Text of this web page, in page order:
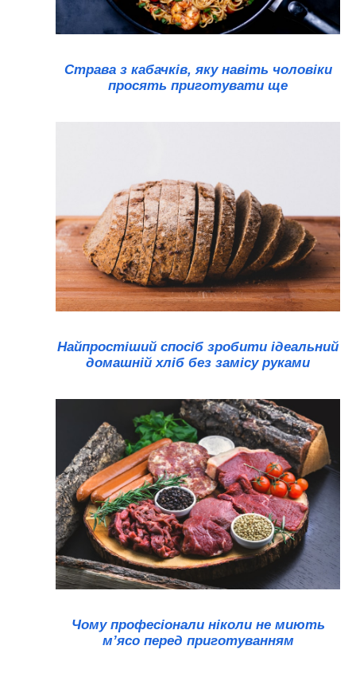
Страва з кабачків, яку навіть чоловіки
просять приготувати ще
Найпростіший спосіб зробити ідеальний
домашній хліб без замісу руками
Чому професіонали ніколи не миють
м’ясо перед приготуванням